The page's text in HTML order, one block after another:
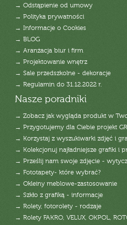
→ Odstąpienie od umowy
→ Polityka prywatności
→ Informacje o Cookies
→ BLOG
→ Aranżacja biur i firm
→ Projektowanie wnętrz
→ Sale przedszkolne - dekoracje
→ Regulamin do 31.12.2022 r.
Nasze poradniki
→ Zobacz jak wygląda produkt w
→ Przygotujemy dla Ciebie projekt
→ Korzystaj z wyszukiwarki zdjęć i
→ Kolekcjonuj najładniejsze grafiki i
→ Prześlij nam swoje zdjęcie -
→ Fototapety- które wybrać?
→ Okleiny meblowe-zastosowanie
→ Szkło z grafiką - informacje
→ Rolety, fotorolety - rodzaje
→ Rolety FAKRO, VELUX, OKPOL,